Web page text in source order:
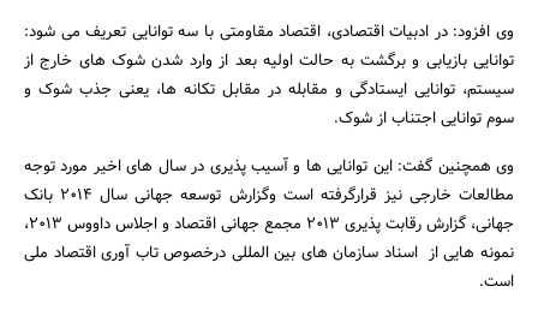
وی افزود: در ادبیات اقتصادی، اقتصاد مقاومتی با سه توانایی تعریف می شود:
توانایی بازیابی و برگشت به حالت اولیه بعد از وارد شدن شوک های خارج از
سیستم، توانایی ایستادگی و مقابله در مقابل تکانه ها، یعنی جذب شوک و
سوم توانایی اجتناب از شوک.
وی همچنین گفت: این توانایی ها و آسیب پذیری در سال های اخیر مورد توجه
مطالعات خارجی نیز قرارگرفته است وگزارش توسعه جهانی سال 2014 بانک
جهانی، گزارش رقابت پذیری 2013 مجمع جهانی اقتصاد و اجلاس داووس 2013،
نمونه هایی از اسناد سازمان های بین المللی درخصوص تاب آوری اقتصاد ملی
است.